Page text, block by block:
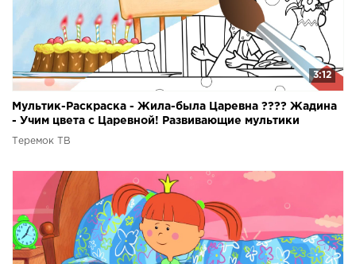
3:12
Мультик-Раскраска - Жила-была Царевна ???? Жадина
- Учим цвета с Царевной! Развивающие мультики
Теремок ТВ